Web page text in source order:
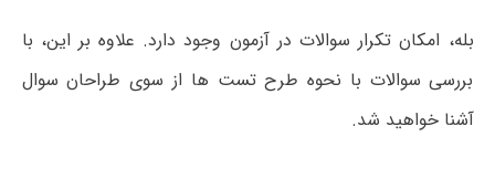
بله، امکان تکرار سوالات در آزمون وجود دارد. علاوه بر این، با
بررسی سوالات با نحوه طرح تست ها از سوی طراحان سوال
آشنا خواهید شد.